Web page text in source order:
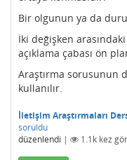
Bir olgunun ya da
İki değişken
açıklama çabası ön
Araştırma sorusunun
kullanılır.
İletişim Araştırmaları
soruldu
düzenlendi | 1.1k kez